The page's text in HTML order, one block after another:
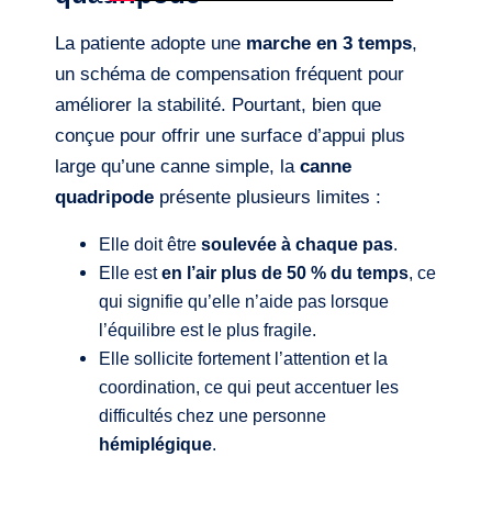
La patiente adopte une marche en 3 temps,
un schéma de compensation fréquent pour
améliorer la stabilité. Pourtant, bien que
conçue pour offrir une surface d’appui plus
large qu’une canne simple, la canne
quadripode présente plusieurs limites :
Elle doit être soulevée à chaque pas
Elle esten l’air plus de 50 % du temps , ce
qui signifie qu’elle n’aide pas lorsque
l’équilibre est le plus fragile.
Elle sollicite fortement l’attention et la
coordination, ce qui peut accentuer les
difficultés chez une personne
hémiplégique